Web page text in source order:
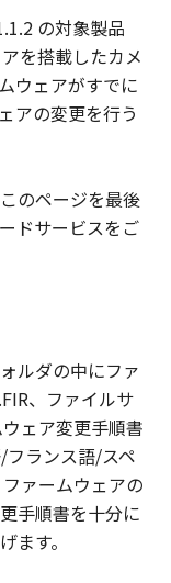
行う義務を
、キヤノン
、それらの
びにキヤノ
」に基づく
法行為によ
（通常損
、およびそ
かかる結果
す。ただ
社、キヤノ
理店または
イセンサー
不履行また
生じた損害
免責されな
の対象製品
を搭載したカメ
ウェアがすでに
アの変更を行う
のページを最後
ドサービスをご
ルダの中にファ
、ファイルサ
ェア変更手順書
フランス語/スペ
ァームウェアの
手順書を十分に
ます。